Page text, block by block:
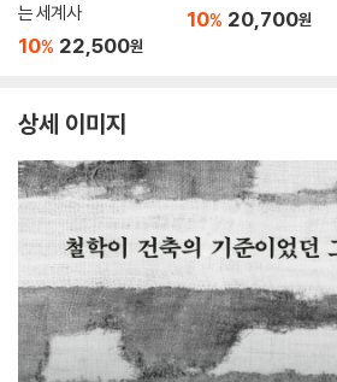
는 세계사
10% 22,500원
10% 20,700원
상세 이미지